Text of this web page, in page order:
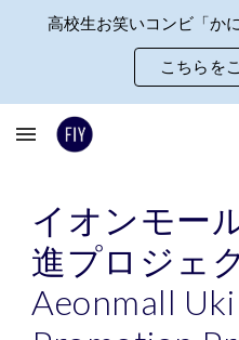
高校生お笑いコンビ「か
こちらを
イオンモー
進プロジェ
Aeonmall Uki